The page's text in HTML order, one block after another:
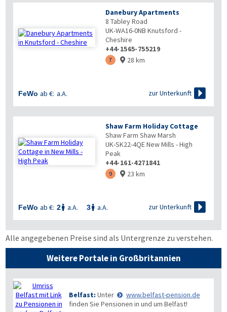
Danebury Apartments
8 Tabley Road
UK-WA16-0NB Knutsford -
Cheshire
+44-1565-755219
7  28 km
FeWo ab €: a.A. zur Unterkunft 
Shaw Farm Holiday Cottage
Shaw Farm Shaw Marsh
UK-SK22-4QENew Mills - High
Peak
+44-161-4271841
9  23 km
FeWo ab €: 2 a.A. 3 a.A. zur Unterkunft 
Alle angegebenen Preise sind als Untergrenze zu verstehen.
Weitere Portale in Großbritannien
Belfast: Unter
www.belfast-pension.de
finden Sie Pensionen in und um Belfast!